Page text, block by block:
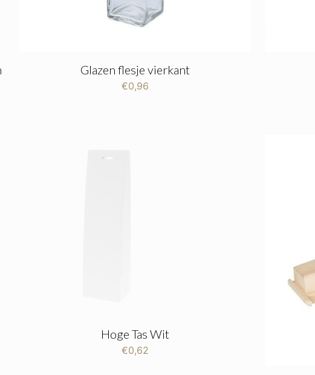
Glazen flesje vierkant
€0,96
Hoge Tas Wit
€0,62